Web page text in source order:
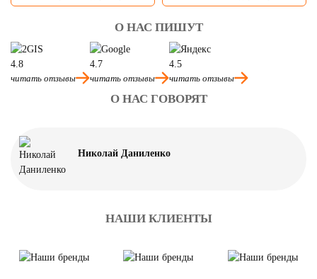
О НАС ПИШУТ
4.8
читать отзывы
4.7
читать отзывы
4.5
читать отзывы
О НАС ГОВОРЯТ
Николай Даниленко
НАШИ КЛИЕНТЫ